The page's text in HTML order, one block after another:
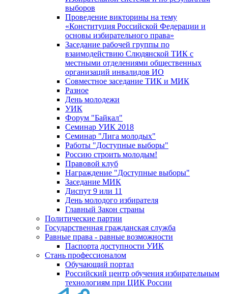
выборов
Проведение викторины на тему
«Конституция Российской Федерации и
основы избирательного права»
Заседание рабочей группы по
взаимодействию Слюдянской ТИК с
местными отделениями общественных
организаций инвалидов ИО
Совместное заседание ТИК и МИК
Разное
День молодежи
УИК
Форум "Байкал"
Семинар УИК 2018
Семинар "Лига молодых"
Работы "Доступные выборы"
Россию строить молодым!
Правовой клуб
Награждение "Доступные выборы"
Заседание МИК
Диспут 9 или 11
День молодого избирателя
Главный Закон страны
Политические партии
Государственная гражданская служба
Равные права - равные возможности
Паспорта доступности УИК
Стань профессионалом
Обучающий портал
Российский центр обучения избирательным
технологиям при ЦИК России